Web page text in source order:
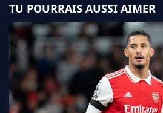
TU POURRAIS AUSSI AIMER